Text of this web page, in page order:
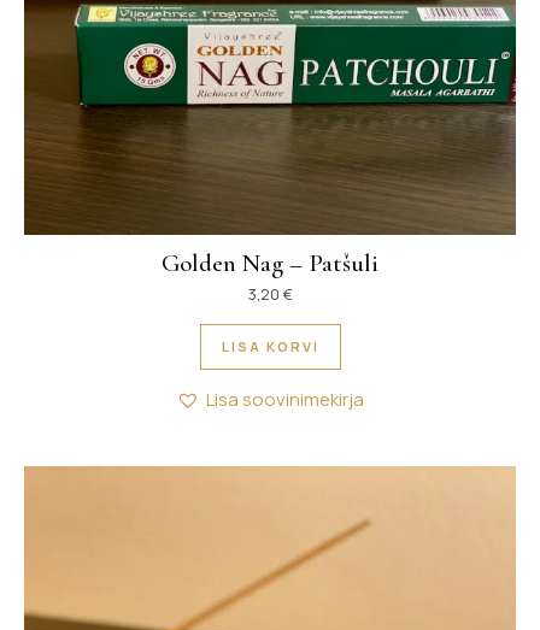
Golden Nag – Patšuli
3,20 €
LISA KORVI
Lisa soovinimekirja